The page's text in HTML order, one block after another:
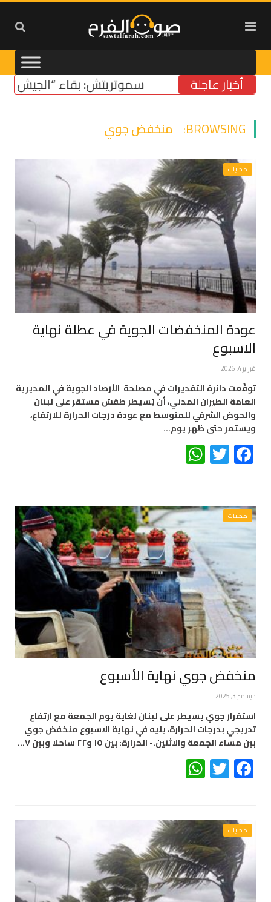
أخبار عاجلة سموتريتش: بقاء “الجيش
BROWSING: منخفض جوي
محليات
عودة المنخفضات الجوية في عطلة نهاية
الاسبوع
فبراير 4, 2026
توقّعت دائرة التقديرات في مصلحة الأرصاد الجوية في المديرية
العامة الطيران المدني، أن يُسيطر طقسٌ مستقر على لبنان
والحوض الشرقي للمتوسط مع عودة درجات الحرارة للارتفاع،
ويستمر حتى ظهر يوم…
Facebook
Twitter
محليات
منخفض جوي نهاية الأسبوع
ديسمبر 3, 2025
استقرار جوي يسيطر على لبنان لغاية يوم الجمعة مع ارتفاع
تدريجي بدرجات الحرارة، يليه في نهاية الاسبوع منخفض جوي
بين مساء الجمعة والاثنين.- الحرارة: بين ١٥ و٢٢ ساحلا وبين ٧…
Facebook
Twitter
محليات